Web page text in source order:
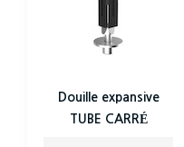
Douille expansive
TUBE CARRÉ